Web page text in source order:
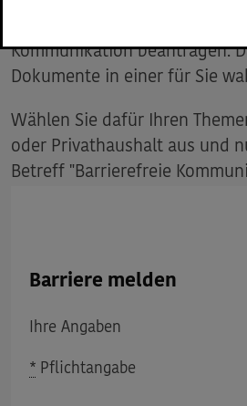
Kommunikation beantragen.
Dokumente in einer für Sie
Wählen Sie dafür Ihren
oder Privathaushalt aus und
Betreff "Barrierefreie
Barriere melden
Ihre Angaben
* Pflichtangabe